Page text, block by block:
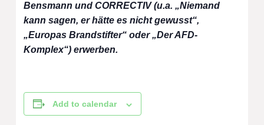
Bensmann und CORRECTIV (u.a. „Niemand
kann sagen, er hätte es nicht gewusst“,
„Europas Brandstifter“ oder „Der AFD-
Komplex“) erwerben.
Add to calendar